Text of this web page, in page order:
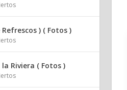
) ( Fotos )
Riviera ( Fotos )